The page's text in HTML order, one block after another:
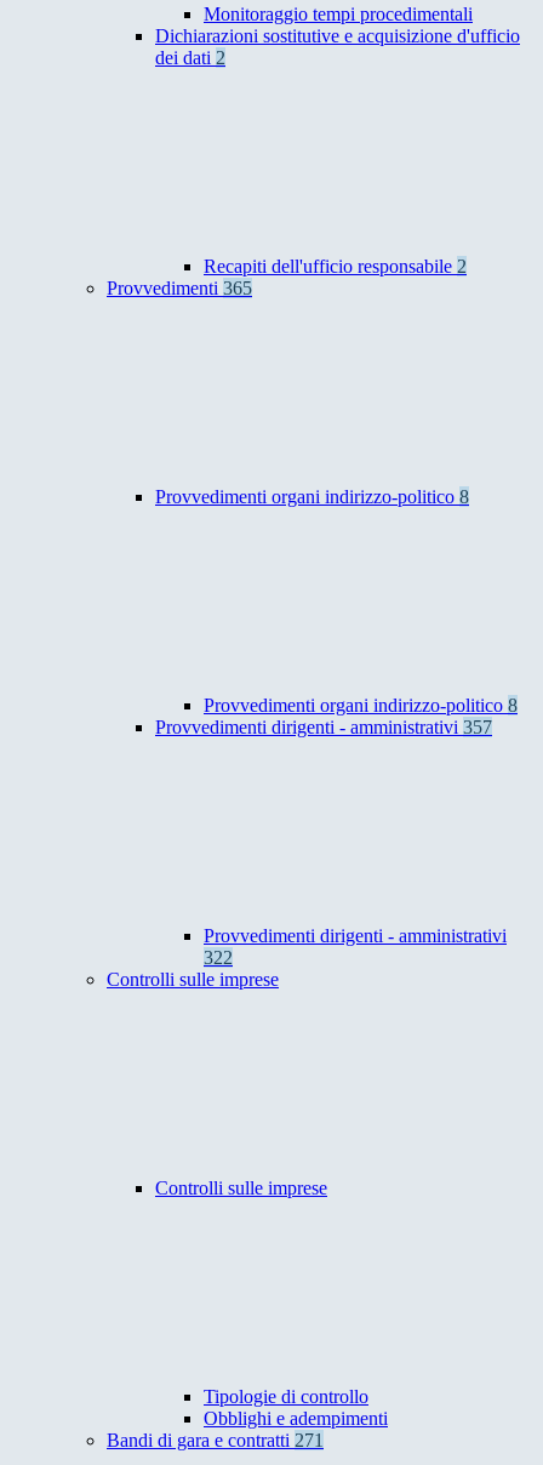
Monitoraggio tempi procedimentali
Dichiarazioni sostitutive e acquisizione d'ufficio
dei dati 2
Recapiti dell'ufficio responsabile 2
Provvedimenti 365
Provvedimenti organi indirizzo-politico 8
Provvedimenti organi indirizzo-politico 8
Provvedimenti dirigenti - amministrativi 357
Provvedimenti dirigenti - amministrativi
322
Controlli sulle imprese
Controlli sulle imprese
Tipologie di controllo
Obblighi e adempimenti
Bandi di gara e contratti 271